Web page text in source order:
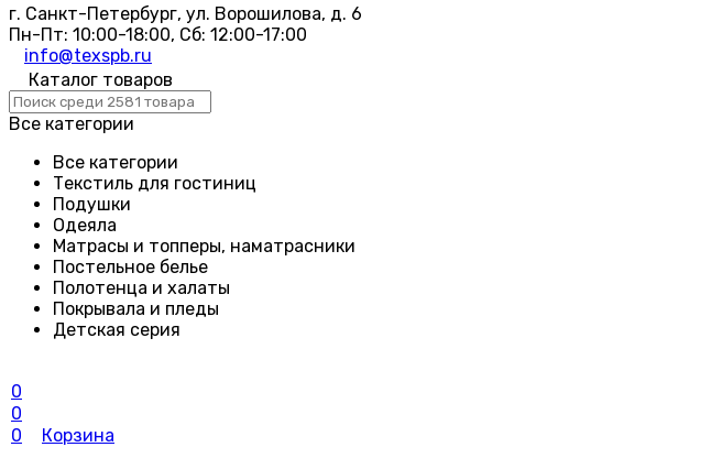
г. Санкт-Петербург, ул. Ворошилова, д. 6
Пн-Пт: 10:00-18:00, Сб: 12:00-17:00
info@texspb.ru
Каталог товаров
Все категории
Все категории
Текстиль для гостиниц
Подушки
Одеяла
Матрасы и топперы, наматрасники
Постельное белье
Полотенца и халаты
Покрывала и пледы
Детская серия
0
0
0
Корзина